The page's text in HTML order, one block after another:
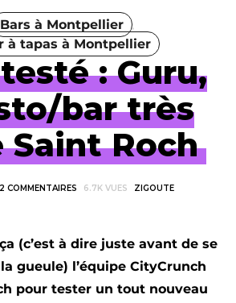
Bars à Montpellier
à tapas à Montpellier
: Guru,
bar très
Saint Roch
2 COMMENTAIRES 6.7K VUES ZIGOUTE
(c’est à dire juste avant de se
gueule) l’équipe CityCrunch
pour tester un tout nouveau